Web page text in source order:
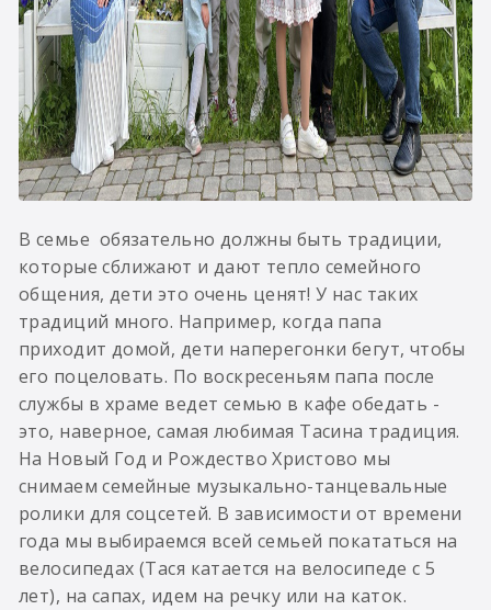
В семье обязательно должны быть традиции,
которые сближают и дают тепло семейного
общения, дети это очень ценят! У нас таких
традиций много. Например, когда папа
приходит домой, дети наперегонки бегут, чтобы
его поцеловать. По воскресеньям папа после
службы в храме ведет семью в кафе обедать -
это, наверное, самая любимая Тасина традиция.
На Новый Год и Рождество Христово мы
снимаем семейные музыкально-танцевальные
ролики для соцсетей. В зависимости от времени
года мы выбираемся всей семьей покататься на
велосипедах (Тася катается на велосипеде с 5
лет), на сапах, идем на речку или на каток.